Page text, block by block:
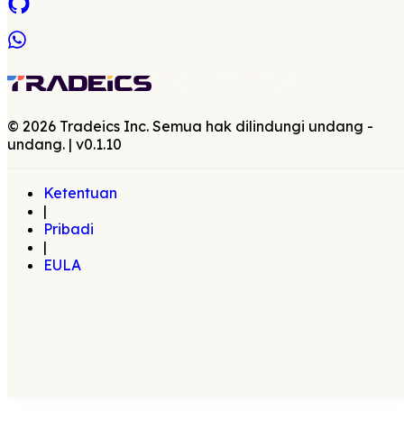
© 2026 Tradeics Inc. Semua hak dilindungi undang -
undang. | v0.1.10
Ketentuan
|
Pribadi
|
EULA